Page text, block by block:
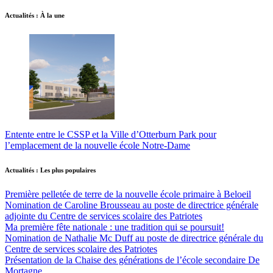
Actualités : À la une
Entente entre le CSSP et la Ville d’Otterburn Park pour
l’emplacement de la nouvelle école Notre-Dame
Actualités : Les plus populaires
Première pelletée de terre de la nouvelle école primaire à Beloeil
Nomination de Caroline Brousseau au poste de directrice générale
adjointe du Centre de services scolaire des Patriotes
Ma première fête nationale : une tradition qui se poursuit!
Nomination de Nathalie Mc Duff au poste de directrice générale du
Centre de services scolaire des Patriotes
Présentation de la Chaise des générations de l’école secondaire De
Mortagne